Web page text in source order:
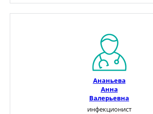
Ананьева
Анна
Валерьевна
инфекционист